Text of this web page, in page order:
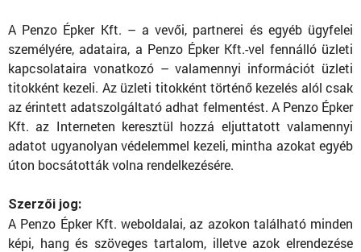
A Penzo Épker Kft. – a vevői, partnerei és egyéb ügyfelei
személyére, adataira, a Penzo Épker Kft.-vel fennálló üzleti
kapcsolataira vonatkozó – valamennyi információt üzleti
titokként kezeli. Az üzleti titokként történő kezelés alól csak
az érintett adatszolgáltató adhat felmentést. A Penzo Épker
Kft. az Interneten keresztül hozzá eljuttatott valamennyi
adatot ugyanolyan védelemmel kezeli, mintha azokat egyéb
úton bocsátották volna rendelkezésére.
Szerzői jog:
A Penzo Épker Kft. weboldalai, az azokon található minden
képi, hang és szöveges tartalom, illetve azok elrendezése